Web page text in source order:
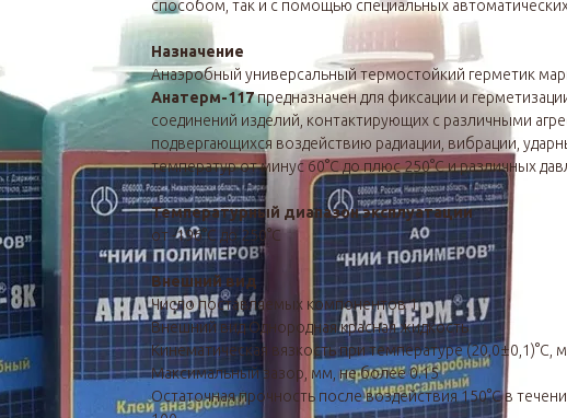
способом, так и с помощью специальных
Назначение
Анаэробный универсальный термостойкий герметик
Анатерм-117предназначен для фиксации и
соединений изделий, контактирующих с различными
подвергающихся воздействию радиации, вибрации,
температур от минус 60°С до плюс 250°С и различных
Температурный диапазон эксплуатации
от -196°С до 250°С
Внешний вид
Число поставляемых компонентов 1
Внешний вид Однородная красная жидкость
Кинематическая вязкость при температуре (20,0±0,1)°С,
Максимальный зазор, мм, не более 0.15
Остаточная прочность после воздействия 150°С в